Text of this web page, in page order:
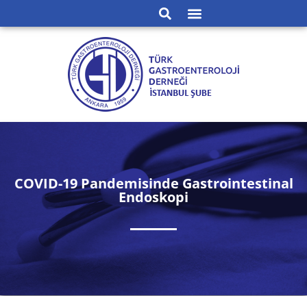
COVID-19 Pandemisinde Gastrointestinal
Endoskopi